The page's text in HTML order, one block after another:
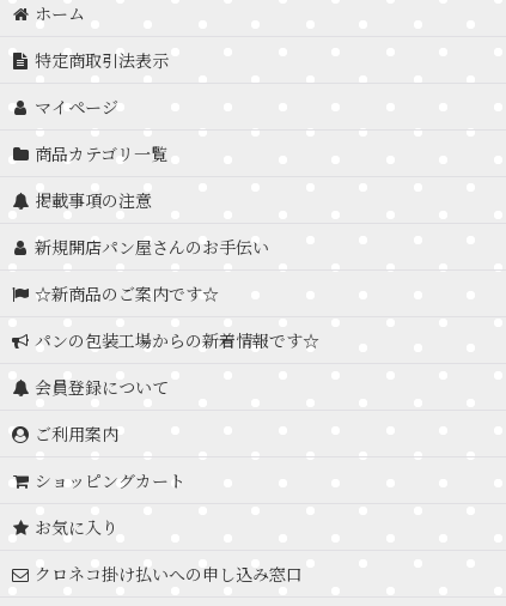
ホーム
特定商取引法表示
マイページ
商品カテゴリ一覧
掲載事項の注意
新規開店パン屋さんのお手伝い
☆新商品のご案内です☆
パンの包装工場からの新着情報です☆
会員登録について
ご利用案内
ショッピングカート
お気に入り
クロネコ掛け払いへの申し込み窓口